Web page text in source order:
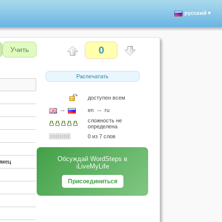
русский▼
Учить 0
Распечатать
доступен всем
→ en → ru
сложность не
определена
0 из 7 слов
Обсуждай WordSteps в
iLiveMyLife
Присоединиться